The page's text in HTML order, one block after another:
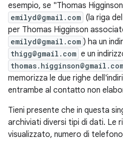
esempio, se "Thomas
emilyd@gmail.com (la riga
per Thomas Higginson
emilyd@gmail.com ) ha un
thigg@gmail.com e un
memorizza le due righe
entrambe al contatto non
Tieni presente che in questa
archiviati diversi tipi di dati. Le
visualizzato, numero di